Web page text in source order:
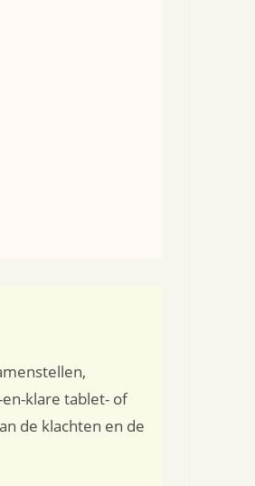
klare tablet- of
de klachten en de